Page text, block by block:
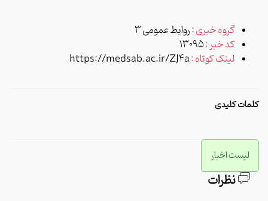
گروه خبری :روابط عمومی 3
کد خبر :13095
لینک کوتاه :https://medsab.ac.ir/ZJ4a
کلمات کلیدی
لیست اخبار
نظرات